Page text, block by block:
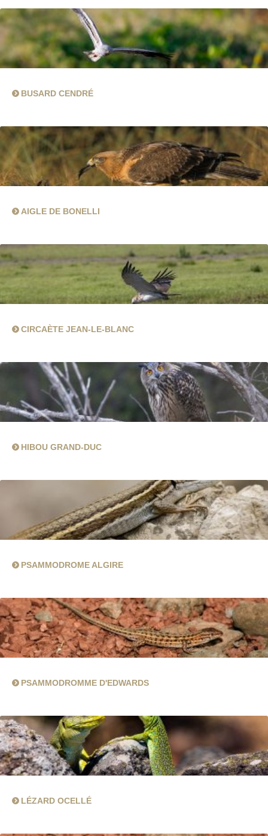
BUSARD CENDRÉ
AIGLE DE BONELLI
CIRCAÈTE JEAN-LE-BLANC
HIBOU GRAND-DUC
PSAMMODROME ALGIRE
PSAMMODROMME D'EDWARDS
LÉZARD OCELLÉ